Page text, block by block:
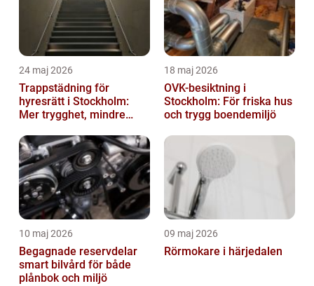
24 maj 2026
Trappstädning för
hyresrätt i Stockholm:
Mer trygghet, mindre
18 maj 2026
OVK-besiktning i
Stockholm: För friska hus
och trygg boendemiljö
10 maj 2026
Begagnade reservdelar
smart bilvård för både
plånbok och miljö
09 maj 2026
Rörmokare i härjedalen